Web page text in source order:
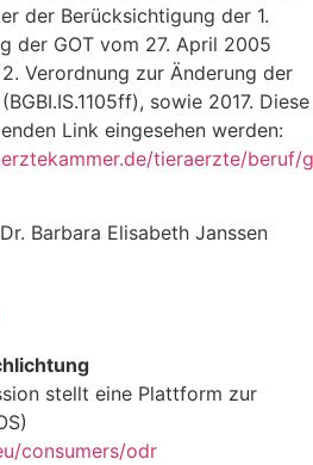
der Berücksichtigung der 1.
der GOT vom 27. April 2005
2. Verordnung zur Änderung der
sowie 2017. Diese
Link eingesehen werden:
tieraerzte/beruf/
Barbara Elisabeth Janssen
stellt eine Plattform zur
consumers/odr